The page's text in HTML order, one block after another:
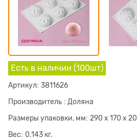
Есть в наличии (100шт)
Артикул: 3811626
Производитель : Доляна
Размеры упаковки, мм: 290 x 170 x 20
Вес: 0.143 кг.